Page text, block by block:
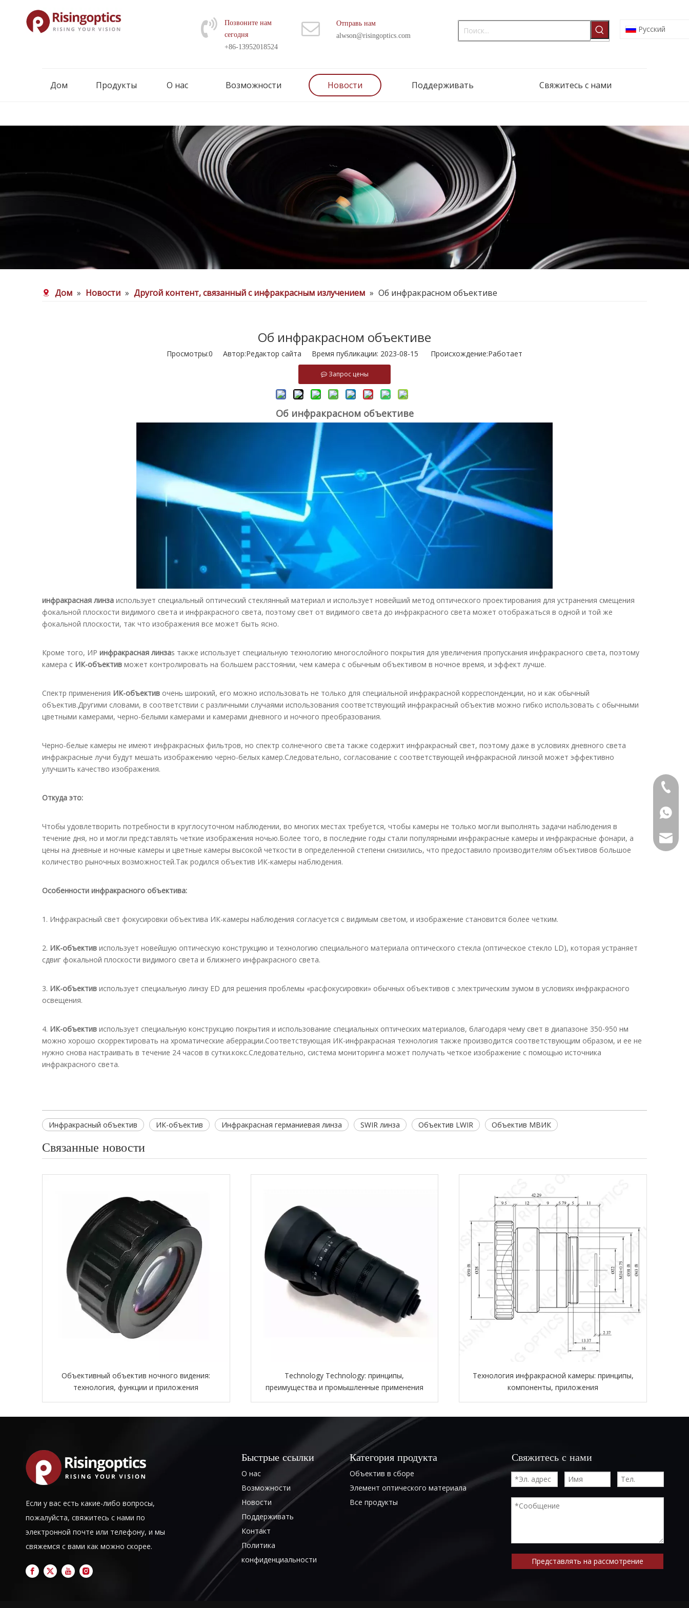
Позвоните нам
сегодня
+86-13952018524
Отправь нам
alwson@risingoptics.com
Pусский
Дом Продукты О нас Возможности Новости Поддерживать Свяжитесь с нами
Дом » Новости » Другой контент, связанный с инфракрасным излучением » Об инфракрасном объективе
Об инфракрасном объективе
Просмотры:0 Автор:Pедактор сайта Время публикации: 2023-08-15 Происхождение:Работает
Запрос цены
Об инфракрасном объективе
инфракрасная линза использует специальный оптический стеклянный материал и использует новейший метод оптического проектирования для устранения смещения
фокальной плоскости видимого света и инфракрасного света, поэтому свет от видимого света до инфракрасного света может отображаться в одной и той же
фокальной плоскости, так что изображения все может быть ясно.
Кроме того, ИР инфракрасная линзаs также использует специальную технологию многослойного покрытия для увеличения пропускания инфракрасного света, поэтому
камера с ИК-объектив может контролировать на большем расстоянии, чем камера с обычным объективом в ночное время, и эффект лучше.
Спектр применения ИК-объектив очень широкий, его можно использовать не только для специальной инфракрасной корреспонденции, но и как обычный
объектив.Другими словами, в соответствии с различными случаями использования соответствующий инфракрасный объектив можно гибко использовать с обычными
цветными камерами, черно-белыми камерами и камерами дневного и ночного преобразования.
Черно-белые камеры не имеют инфракрасных фильтров, но спектр солнечного света также содержит инфракрасный свет, поэтому даже в условиях дневного света
инфракрасные лучи будут мешать изображению черно-белых камер.Следовательно, согласование с соответствующей инфракрасной линзой может эффективно
улучшить качество изображения.
Откуда это:
Чтобы удовлетворить потребности в круглосуточном наблюдении, во многих местах требуется, чтобы камеры не только могли выполнять задачи наблюдения в
течение дня, но и могли представлять четкие изображения ночью.Более того, в последние годы стали популярными инфракрасные камеры и инфракрасные фонари, а
цены на дневные и ночные камеры и цветные камеры высокой четкости в определенной степени снизились, что предоставило производителям объективов большое
количество рыночных возможностей.Так родился объектив ИК-камеры наблюдения.
Особенности инфракрасного объектива:
1. Инфракрасный свет фокусировки объектива ИК-камеры наблюдения согласуется с видимым светом, и изображение становится более четким.
2. ИК-объектив использует новейшую оптическую конструкцию и технологию специального материала оптического стекла (оптическое стекло LD), которая устраняет
сдвиг фокальной плоскости видимого света и ближнего инфракрасного света.
3. ИК-объектив использует специальную линзу ED для решения проблемы «расфокусировки» обычных объективов с электрическим зумом в условиях инфракрасного
освещения.
4. ИК-объектив использует специальную конструкцию покрытия и использование специальных оптических материалов, благодаря чему свет в диапазоне 350-950 нм
можно хорошо скорректировать на хроматические аберрации.Соответствующая ИК-инфракрасная технология также производится соответствующим образом, и ее не
нужно снова настраивать в течение 24 часов в сутки.кокс.Следовательно, система мониторинга может получать четкое изображение с помощью источника
инфракрасного света.
Инфракрасный объектив ИК-объектив Инфракрасная германиевая линза SWIR линза Объектив LWIR Объектив МВИК
Связанные новости
Объективный объектив ночного видения:
технология, функции и приложения
Technology Technology: принципы,
преимущества и промышленные применения
Технология инфракрасной камеры: принципы,
компоненты, приложения
Если у вас есть какие-либо вопросы,
пожалуйста, свяжитесь с нами по
электронной почте или телефону, и мы
свяжемся с вами как можно скорее.
Быстрые ссылки
О нас
Возможности
Новости
Поддерживать
Контакт
Политика
конфиденциальности
Категория продукта
Объектив в сборе
Элемент оптического материала
Все продукты
Свяжитесь с нами
Представлять на рассмотрение
+86-